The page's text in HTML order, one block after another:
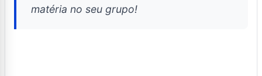
matéria no seu grupo!